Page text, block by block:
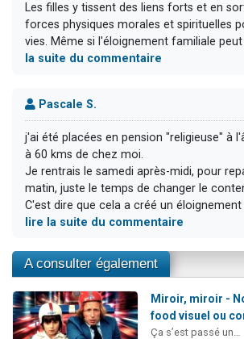
Les filles y tissent des liens forts et en
forces physiques morales et spirituelles
vies. Même si l'éloignement familiale peut
la suite du commentaire
Pascale S.
j'ai été placées en pension "religieuse" à
à 60 kms de chez moi.
Je rentrais le samedi après-midi, pour
matin, juste le temps de changer le
C'est dire que cela a créé un éloignement
lire la suite du commentaire
A consulter également
Miroir, miroir -
food visuel ou
Ça s’est passé un…